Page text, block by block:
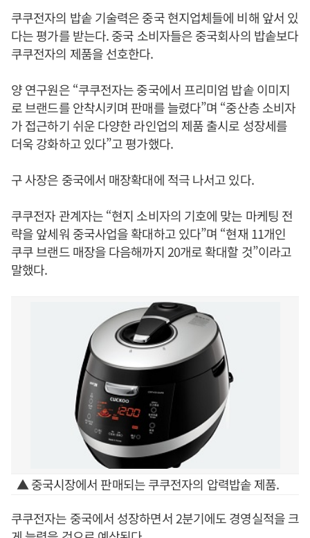
쿠쿠전자의 밥솥 기술력은 중국 현지업체들에 비해 앞서 있
다는 평가를 받는다. 중국 소비자들은 중국회사의 밥솥보다
쿠쿠전자의 제품을 선호한다.
양 연구원은 “쿠쿠전자는 중국에서 프리미엄 밥솥 이미지
로 브랜드를 안착시키며 판매를 늘렸다”며 “중산층 소비자
가 접근하기 쉬운 다양한 라인업의 제품 출시로 성장세를
더욱 강화하고 있다”고 평가했다.
구 사장은 중국에서 매장확대에 적극 나서고 있다.
쿠쿠전자 관계자는 “현지 소비자의 기호에 맞는 마케팅 전
략을 앞세워 중국사업을 확대하고 있다”며 “현재 11개인
쿠쿠 브랜드 매장을 다음해까지 20개로 확대할 것”이라고
말했다.
▲ 중국시장에서 판매되는 쿠쿠전자의 압력밥솥 제품.
쿠쿠전자는 중국에서 성장하면서 2분기에도 경영실적을 크